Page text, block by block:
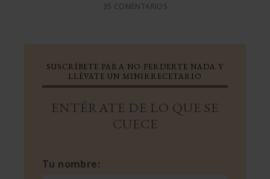
35 COMENTARIOS
SUSCRÍBETE PARA NO PERDERTE NADA Y
LLÉVATE UN MINIRRECETARIO
ENTÉRATE DE LO QUE SE
CUECE
Tu nombre: